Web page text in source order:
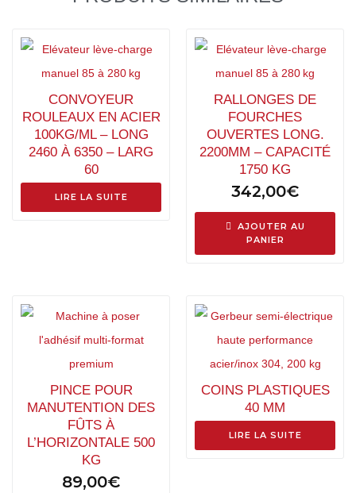
CONVOYEUR
ROULEAUX EN ACIER
100KG/ML – LONG
2460 À 6350 – LARG
60
LIRE LA SUITE
RALLONGES DE
FOURCHES
OUVERTES LONG.
2200MM – CAPACITÉ
1750 KG
342,00€
AJOUTER AU
PANIER
PINCE POUR
MANUTENTION DES
FÛTS À
L’HORIZONTALE 500
KG
89,00€
COINS PLASTIQUES
40 MM
LIRE LA SUITE